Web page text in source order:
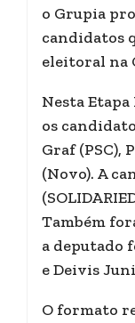
o Grupia
candidatos
eleitoral na
Nesta
os
Graf (PSC),
(Novo). A
Também
a deputado
e Deivis
O formato